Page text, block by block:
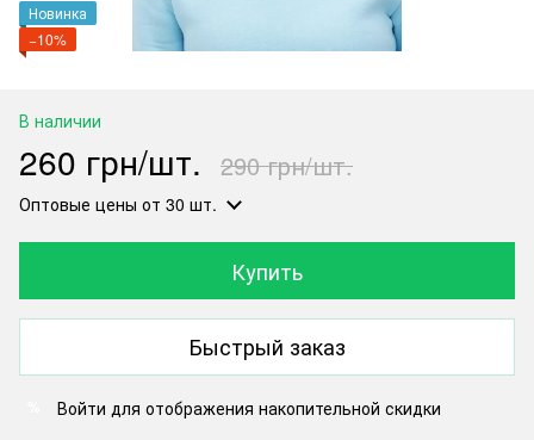
Новинка
−10%
В наличии
260 грн/шт. 290 грн/шт.
Оптовые цены от 30 шт.
Купить
Быстрый заказ
Войти для отображения накопительной скидки